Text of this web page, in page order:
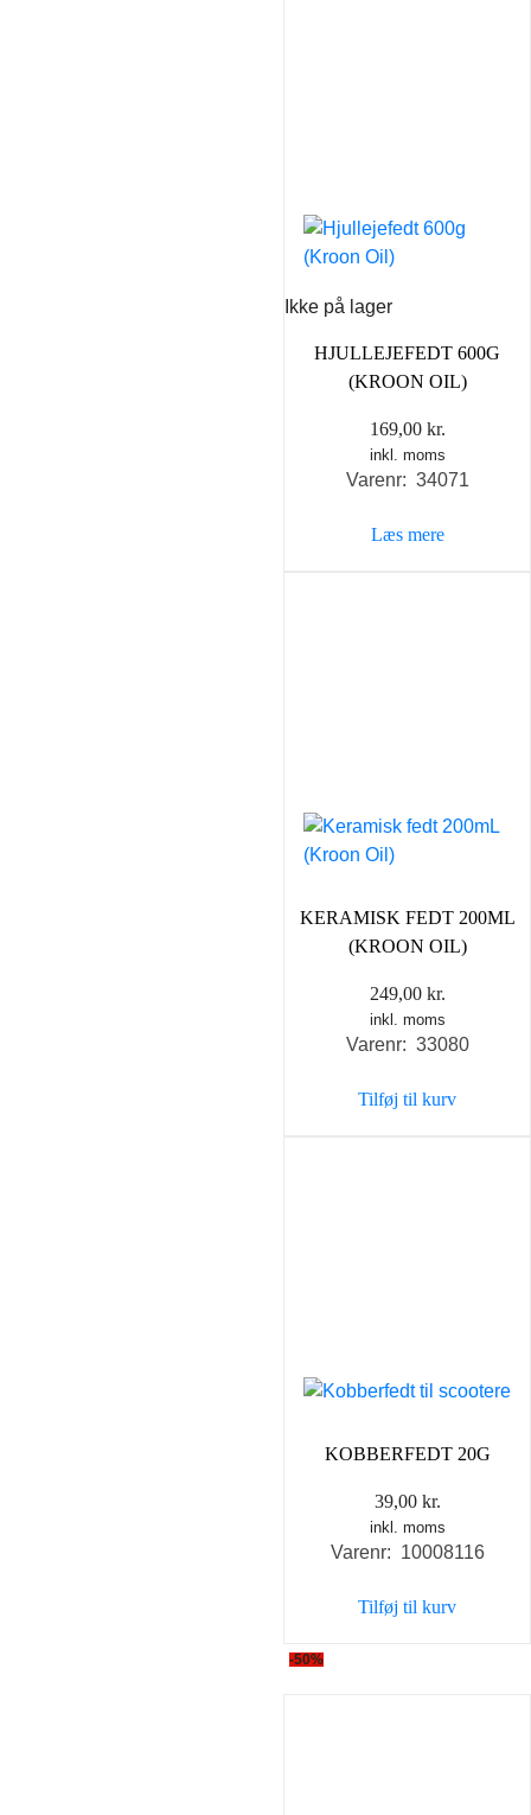
Ikke på lager
HJULLEJEFEDT 600G
(KROON OIL)
169,00 kr.
inkl. moms
Varenr: 34071
Læs mere
KERAMISK FEDT 200ML
(KROON OIL)
249,00 kr.
inkl. moms
Varenr: 33080
Tilføj til kurv
KOBBERFEDT 20G
39,00 kr.
inkl. moms
Varenr: 10008116
Tilføj til kurv
-50%